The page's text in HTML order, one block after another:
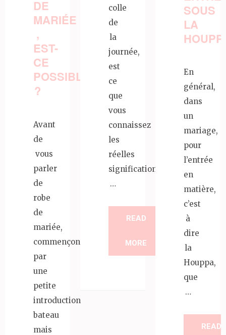
DE
MARIÉE
,
EST-
CE
POSSIBLE
?
Avant
de
vous
parler
de
robe
de
mariée,
commençons
par
une
petite
introduction
bateau
mais
colle
de
la
journée,
est
ce
que
vous
connaissez
les
réelles
significations
…
READ
MORE
SOUS
LA
En
général,
dans
un
mariage,
pour
l’entrée
en
matière,
c’est
à
dire
la
Houppa,
que
…
READ